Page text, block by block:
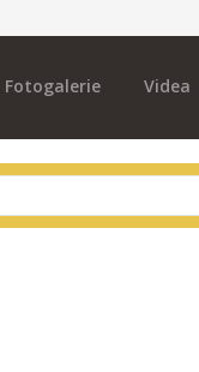
Fotogalerie Videa